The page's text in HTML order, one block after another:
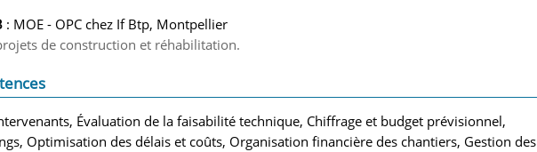
: MOE - OPC chez If Btp, Montpellier
de construction et réhabilitation.
Évaluation de la faisabilité technique, Chiffrage et budget prévisionnel,
Optimisation des délais et coûts, Organisation financière des chantiers, Gestion des